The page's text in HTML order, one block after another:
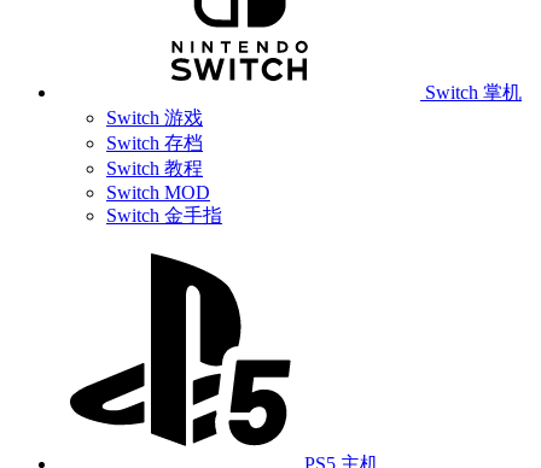
Switch 掌机
Switch 游戏
Switch 存档
Switch 教程
Switch MOD
Switch 金手指